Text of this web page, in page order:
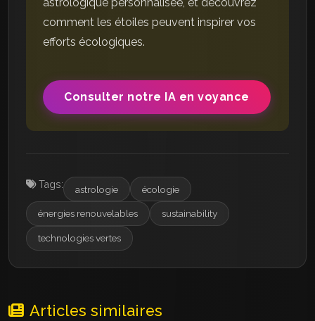
comment les étoiles peuvent inspirer vos
efforts écologiques.
Consulter notre IA en voyance
Tags: astrologie écologie
énergies renouvelables sustainability
technologies vertes
Articles similaires